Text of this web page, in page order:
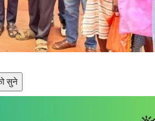
सुने